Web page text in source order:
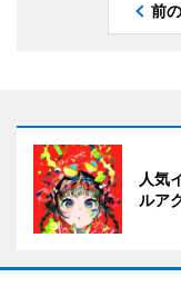
前
人気
ルア